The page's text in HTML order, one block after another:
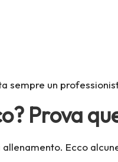
sempre un
Prova
Ecco